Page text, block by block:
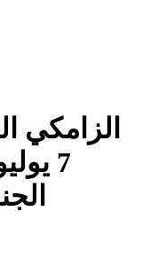
الزامكي
7